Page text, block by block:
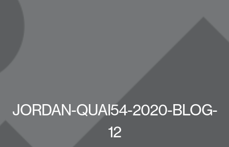
JORDAN-QUAI54-2020-BLOG-
12